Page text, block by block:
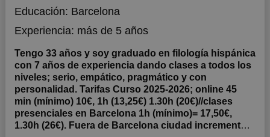
Educación: Barcelona
Experiencia: más de 5 años
Tengo 33 años y soy graduado en filología hispánica
con 7 años de experiencia dando clases a todos los
niveles; serio, empático, pragmático y con
personalidad. Tarifas Curso 2025-2026; online 45
min (mínimo) 10€, 1h (13,25€) 1.30h (20€)//clases
presenciales en Barcelona 1h (mínimo)= 17,50€,
1.30h (26€). Fuera de Barcelona ciudad incremento